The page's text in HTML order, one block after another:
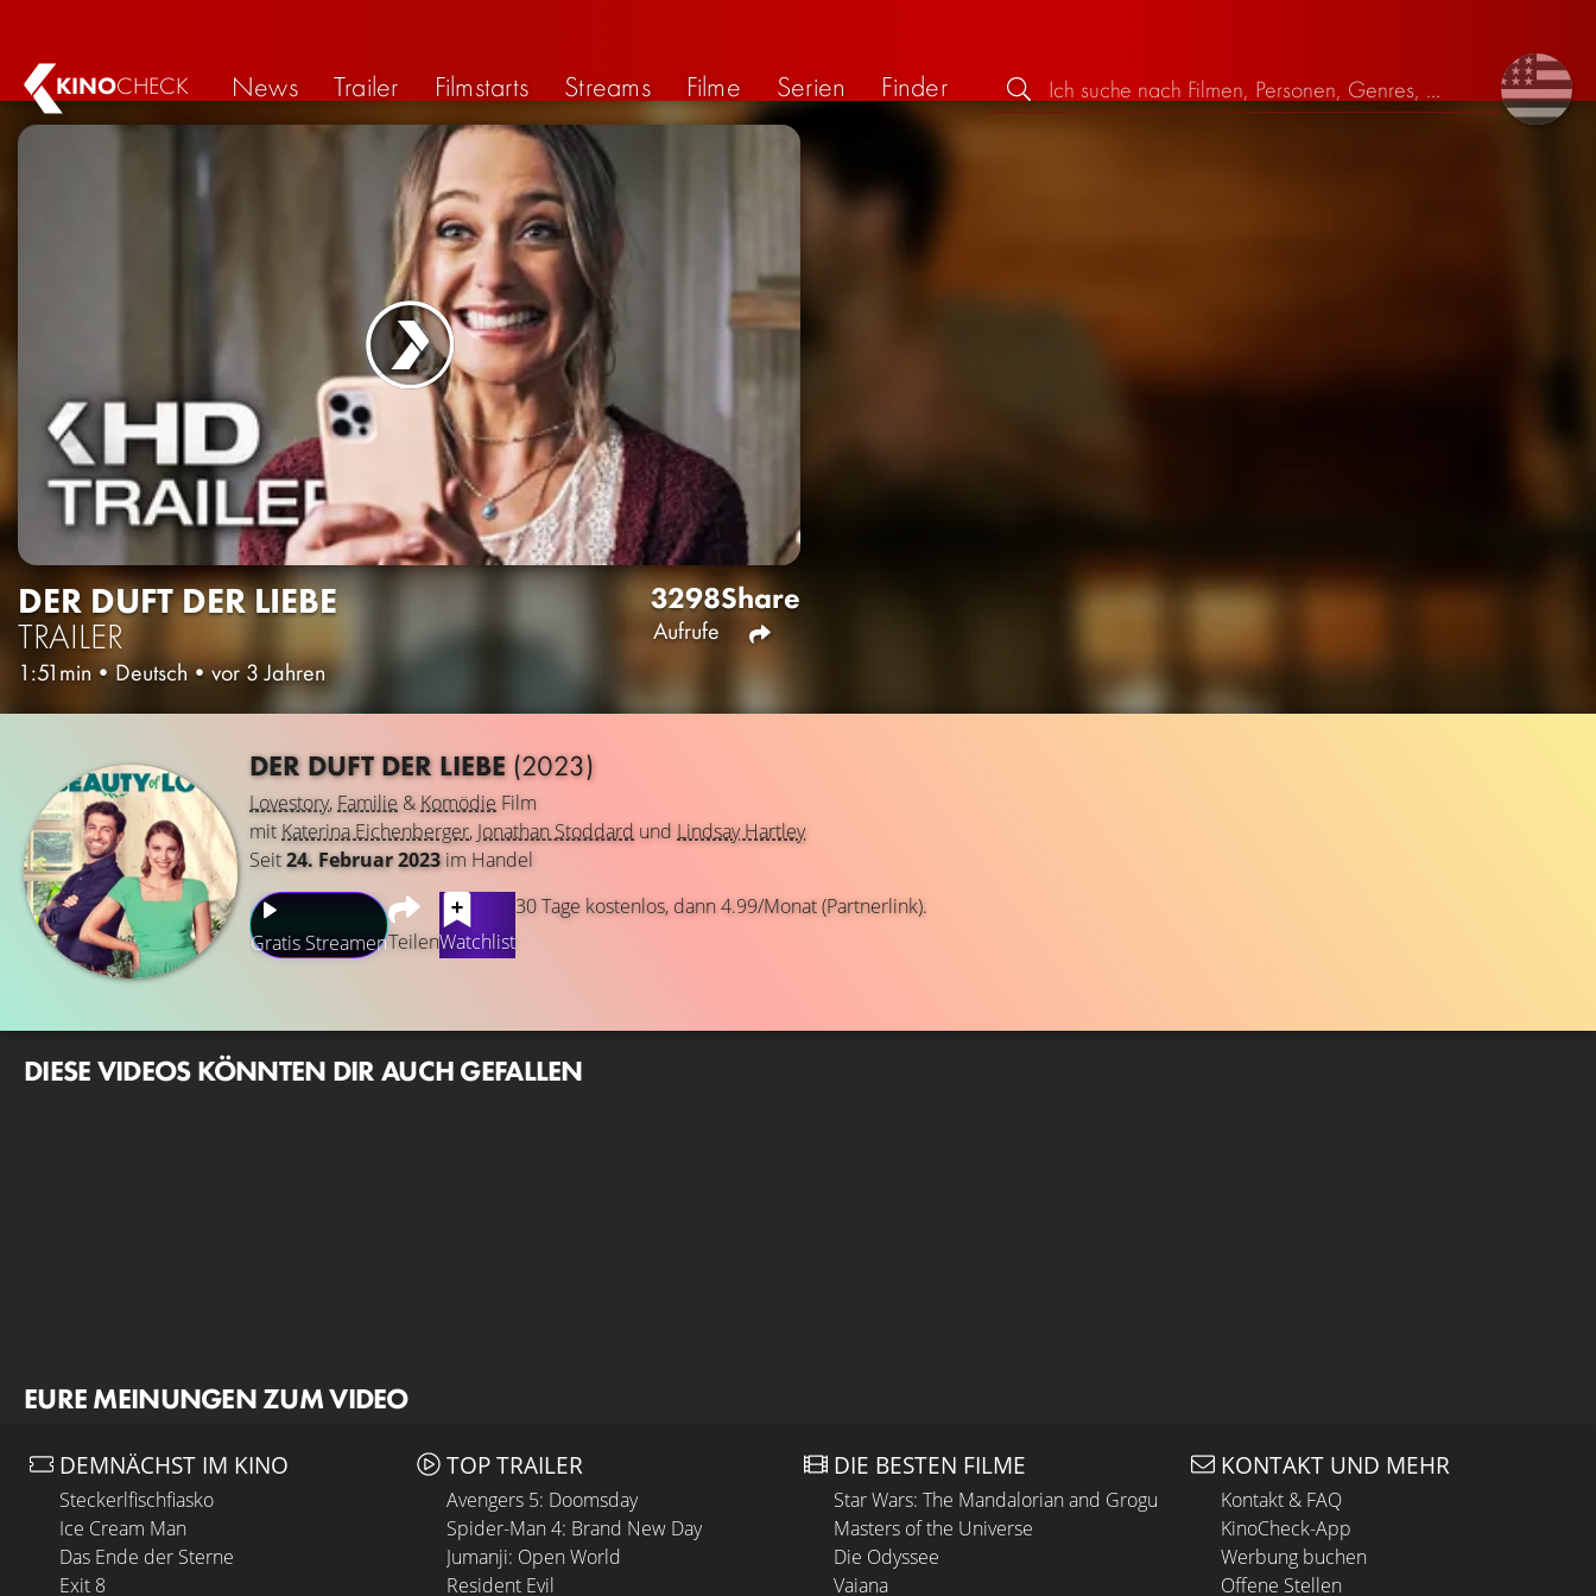
KINOCHECK News Trailer Filmstarts Streams Filme Serien Finder
DER DUFT DER LIEBE
TRAILER
1:51min •Deutsch•vor 3 Jahren
3298
Aufrufe
Share
DER DUFT DER LIEBE(2023)
Lovestory, Familie & Komödie Film
mit Katerina Eichenberger, Jonathan Stoddard und Lindsay Hartley
Seit24. Februar 2023im Handel
Gratis StreamenTeilenWatchlist
30 Tage kostenlos, dann 4.99/Monat (Partnerlink).
DIESE VIDEOS KÖNNTEN DIR AUCH GEFALLEN
EURE MEINUNGEN ZUM VIDEO
DEMNÄCHST IM KINO
Steckerlfischfiasko
Ice Cream Man
Das Ende der Sterne
Exit 8
TOP TRAILER
Avengers 5: Doomsday
Spider-Man 4: Brand New Day
Jumanji: Open World
Resident Evil
DIE BESTEN FILME
Star Wars: The Mandalorian and Grogu
Masters of the Universe
Die Odyssee
Vaiana
KONTAKT UND MEHR
Kontakt & FAQ
KinoCheck-App
Werbung buchen
Offene Stellen